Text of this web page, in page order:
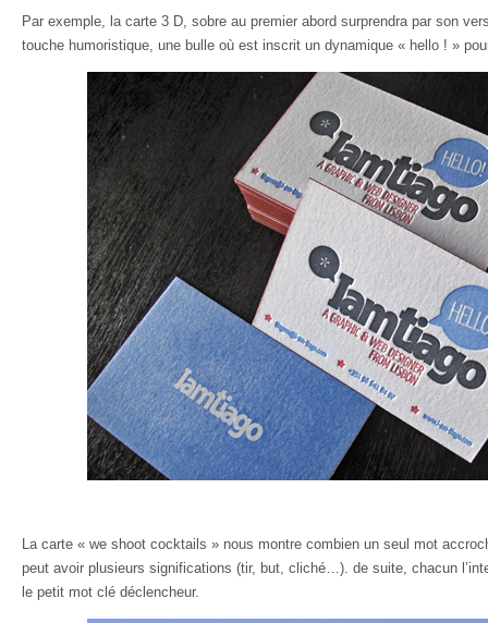
Par exemple, la carte 3 D, sobre au premier abord surprendra par son
touche humoristique, une bulle où est inscrit un dynamique « hello ! »
La carte « we shoot cocktails » nous montre combien un seul mot
peut avoir plusieurs significations (tir, but, cliché…). de suite, chacun
le petit mot clé déclencheur.